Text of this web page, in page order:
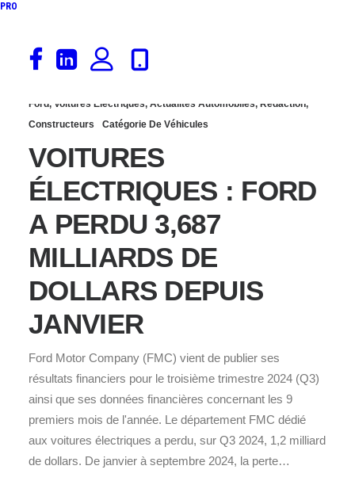
PRO
Ford, Voitures Électriques, Actualités Automobiles, Rédaction,
Constructeurs
Catégorie De Véhicules
VOITURES
ÉLECTRIQUES : FORD
A PERDU 3,687
MILLIARDS DE
DOLLARS DEPUIS
JANVIER
Ford Motor Company (FMC) vient de publier ses
résultats financiers pour le troisième trimestre 2024 (Q3)
ainsi que ses données financières concernant les 9
premiers mois de l'année. Le département FMC dédié
aux voitures électriques a perdu, sur Q3 2024, 1,2 milliard
de dollars. De janvier à septembre 2024, la perte…